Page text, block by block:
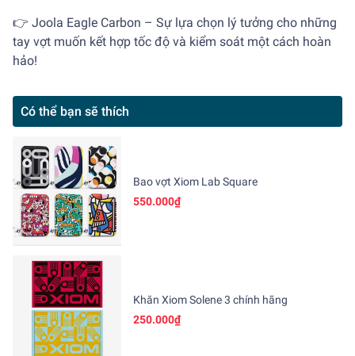
👉 Joola Eagle Carbon – Sự lựa chọn lý tưởng cho những
tay vợt muốn kết hợp tốc độ và kiểm soát một cách hoàn
hảo!
Có thể bạn sẽ thích
Bao vợt Xiom Lab Square
550.000₫
Khăn Xiom Solene 3 chính hãng
250.000₫